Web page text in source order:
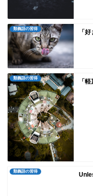
類義語の習得 「
類義語の習得 「
類義語の習得